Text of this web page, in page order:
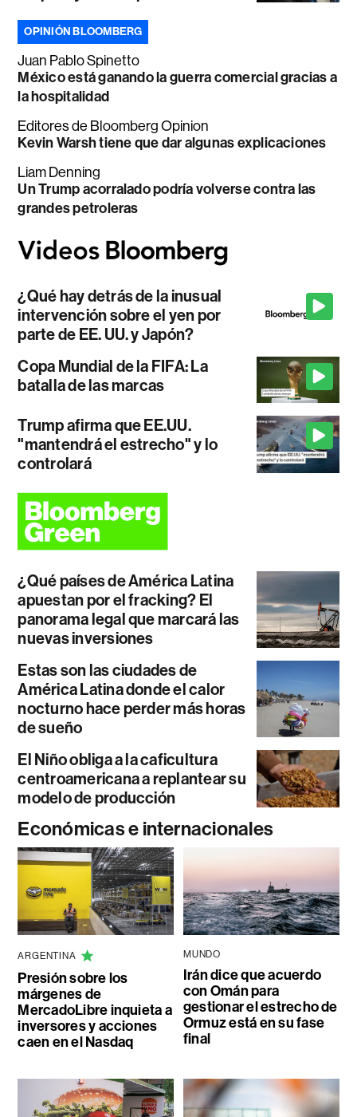
OPINIÓN BLOOMBERG
Juan Pablo Spinetto
México está ganando la guerra comercial gracias a
la hospitalidad
Editores de Bloomberg Opinion
Kevin Warsh tiene que dar algunas explicaciones
Liam Denning
Un Trump acorralado podría volverse contra las
grandes petroleras
¿Qué hay detrás de la inusual
intervención sobre el yen por
parte de EE. UU. y Japón?
Copa Mundial de la FIFA: La
batalla de las marcas
Trump afirma que EE.UU.
"mantendrá el estrecho" y lo
controlará
¿Qué países de América Latina
apuestan por el fracking? El
panorama legal que marcará las
nuevas inversiones
Estas son las ciudades de
América Latina donde el calor
nocturno hace perder más horas
de sueño
El Niño obliga a la caficultura
centroamericana a replantear su
modelo de producción
Económicas e internacionales
ARGENTINA
Presión sobre los
márgenes de
MercadoLibre inquieta a
inversores y acciones
caen en el Nasdaq
MUNDO
Irán dice que acuerdo
con Omán para
gestionar el estrecho de
Ormuz está en su fase
final